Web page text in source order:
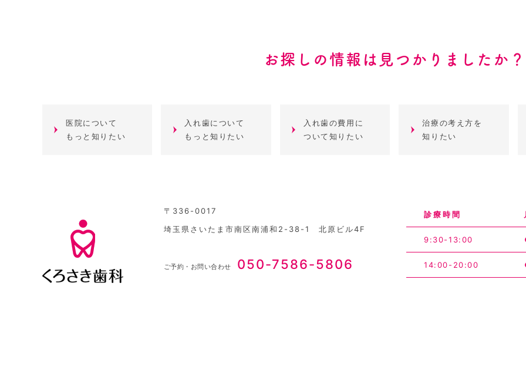
お探しの情報は見つかりましたか？
医院について
もっと知りたい
入れ歯について
もっと知りたい
入れ歯の費用に
ついて知りたい
治療の考え方を
知りたい
〒336-0017
埼玉県さいたま市南区南浦和2-38-1 北原ビル4F
ご予約・お問い合わせ 050-7586-5806
診療時間
9:30-13:00
14:00-20:00